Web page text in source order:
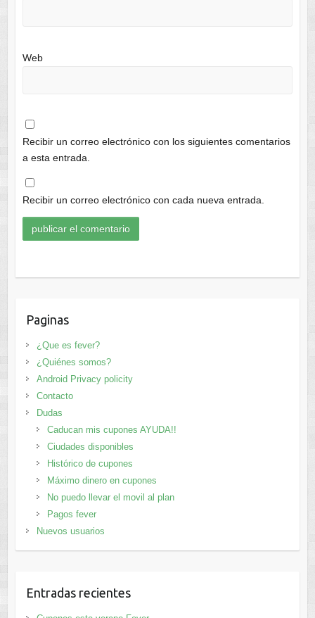
Web
Recibir un correo electrónico con los siguientes comentarios
a esta entrada.
Recibir un correo electrónico con cada nueva entrada.
Paginas
¿Que es fever?
¿Quiénes somos?
Android Privacy policity
Contacto
Dudas
Caducan mis cupones AYUDA!!
Ciudades disponibles
Histórico de cupones
Máximo dinero en cupones
No puedo llevar el movil al plan
Pagos fever
Nuevos usuarios
Entradas recientes